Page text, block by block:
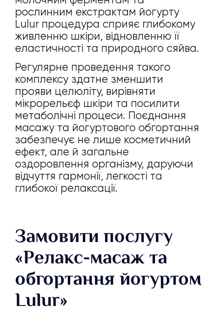
рослинним екстрактам йогурту
Lulur процедура сприяє глибокому
живленню шкіри, відновленню її
еластичності та природного сяйва.
Регулярне проведення такого
комплексу здатне зменшити
прояви целюліту, вирівняти
мікрорельєф шкіри та посилити
метаболічні процеси. Поєднання
масажу та йогуртового обгортання
забезпечує не лише косметичний
ефект, але й загальне
оздоровлення організму, даруючи
відчуття гармонії, легкості та
глибокої релаксації.
Замовити послугу
«Релакс-масаж та
обгортання йогуртом
Lulur»